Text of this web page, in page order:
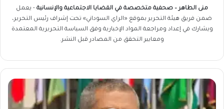
منى الطاهر – صحفية متخصصة في القضايا الاجتماعية والإنسانية - يعمل
ضمن فريق هيئة التحرير بموقع «الراي السوداني» تحت إشراف رئيس التحرير،
ويشارك في إعداد ومراجعة المواد الإخبارية وفق السياسة التحريرية المعتمدة
ومعايير التحقق من المصادر قبل النشر.
قرار
مفاجئ
من